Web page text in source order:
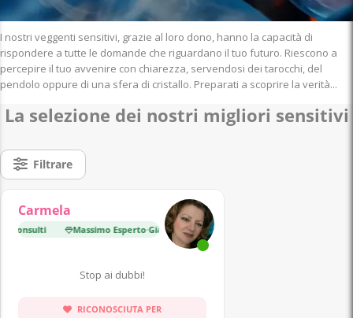
I nostri veggenti sensitivi, grazie al loro dono, hanno la capacità di
rispondere a tutte le domande che riguardano il tuo futuro. Riescono a
percepire il tuo avvenire con chiarezza, servendosi dei tarocchi, del
pendolo oppure di una sfera di cristallo. Preparati a scoprire la verità...
La selezione dei nostri migliori sensitivi
Filtrare
Carmela
consulti Massimo Esperto·Già 27 000 consulti
Stop ai dubbi!
RICONOSCIUTA PER